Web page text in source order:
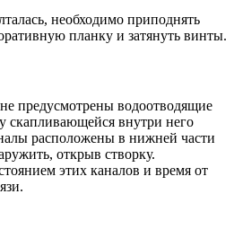
необходимо приподнять
планку и затянуть винты.
предусмотрены водоотводящие
скапливающейся внутри него
расположены в нижней части
открыв створку.
этих каналов и время от